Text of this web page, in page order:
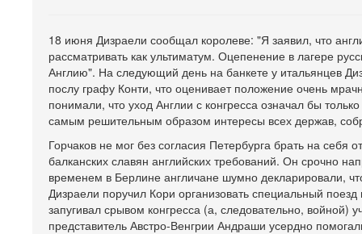
18 июня Дизраели сообщал королеве: "Я заявил, что
рассматривать как ультиматум. Оцепенение в лагере
Англию". На следующий день на банкете у итальянцев
послу графу Конти, что оценивает положение очень
понимали, что уход Англии с конгресса означал бы
самым решительным образом интересы всех держав,
Горчаков не мог без согласия Петербурга брать на себя
балканских славян английских требований. Он срочно
временем в Берлине англичане шумно декларировали,
Дизраели поручил Кори организовать специальный
запугивал срывом конгресса (а, следовательно, войной)
представитель Австро-Венгрии Андраши усердно